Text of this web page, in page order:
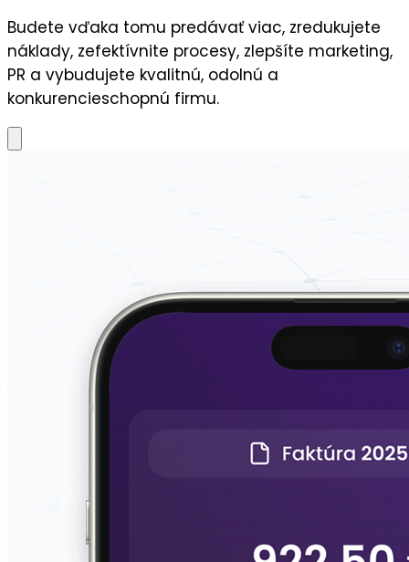
Budete vďaka tomu predávať viac, zredukujete
náklady, zefektívnite procesy, zlepšíte marketing,
PR a vybudujete kvalitnú, odolnú a
konkurencieschopnú firmu.